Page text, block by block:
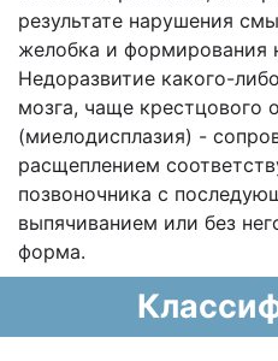
результате нарушения
желобка и формирования
Недоразвитие какого-
мозга, чаще крестцового
(миелодисплазия) -
расщеплением
позвоночника с
выпячиванием или без
форма.